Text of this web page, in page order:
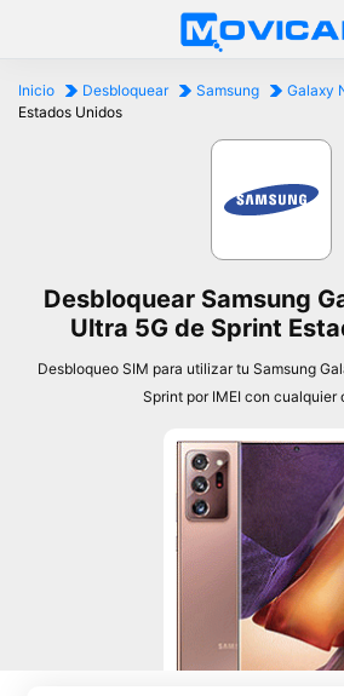
Inicio Desbloquear Samsung Galaxy
Estados Unidos
Desbloquear Samsung
Ultra 5G de Sprint
Desbloqueo SIM para utilizar tu Samsung
Sprint por IMEI con cualquier